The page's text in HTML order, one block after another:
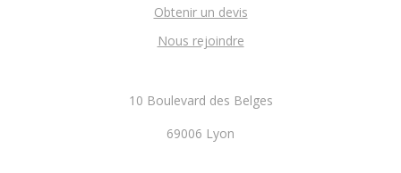
Obtenir un devis
Nous rejoindre
10 Boulevard des Belges
69006 Lyon